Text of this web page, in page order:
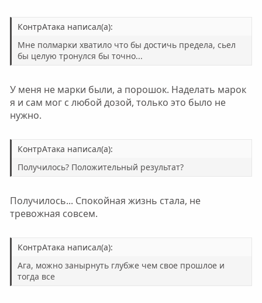
КонтрАтака написал(а):
Мне полмарки хватило что бы достичь предела, сьел
бы целую тронулся бы точно...
У меня не марки были, а порошок. Наделать марок
я и сам мог с любой дозой, только это было не
нужно.
КонтрАтака написал(а):
Получилось? Положительный результат?
Получилось... Спокойная жизнь стала, не
тревожная совсем.
КонтрАтака написал(а):
Ага, можно занырнуть глубже чем свое прошлое и
тогда все